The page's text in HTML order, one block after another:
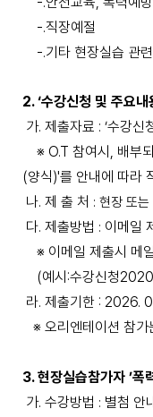
-.직장예절
-.기타 현장실습 관
2. ‘수강신청 및 주요내
가. 제출자료 : ‘수강신
※ O.T 참여시, 배부
(양식)'를 안내에 따라
나. 제 출 처 : 현장 또는
다. 제출방법 : 이메일
※ 이메일 제출시 메
(예시:수강신청
라. 제출기한 : 2026.
※ 오리엔테이션 참
3.현장실습참가자 ’폭
가. 수강방법 : 별첨 안